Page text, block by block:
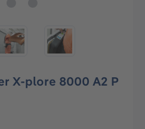
X-plore 8000 A2 P